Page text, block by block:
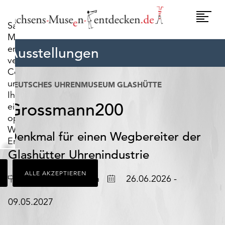
Sachsens-
Museen-
entdecken.de
verwendet
Cookies,
um
Ihnen
ein
optimales
Webseiten-
Erlebnis
zu
bieten.
Dazu
zählen
Cookies,
ALLE AKZEPTIEREN
Ausstellungen
DEUTSCHES UHRENMUSEUM GLASHÜTTE
Grossmann200
Denkmal für einen Wegbereiter der
Glashütter Uhrenindustrie
Ort Glashütte/Sachsen Datum26.06.2026 -
09.05.2027